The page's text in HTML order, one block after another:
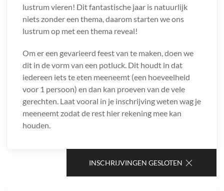
lustrum vieren! Dit fantastische jaar is natuurlijk
niets zonder een thema, daarom starten we ons
lustrum op met een thema reveal!
Om er een gevarieerd feest van te maken, doen we
dit in de vorm van een potluck. Dit houdt in dat
iedereen iets te eten meeneemt (een hoeveelheid
voor 1 persoon) en dan kan proeven van de vele
gerechten. Laat vooral in je inschrijving weten wag je
meeneemt zodat de rest hier rekening mee kan
houden.
INSCHRIJVINGEN GESLOTEN